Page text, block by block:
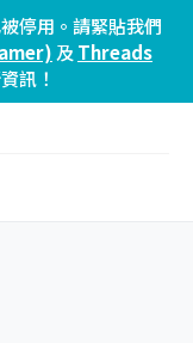
停用。請緊貼我們
及 Threads
訊！